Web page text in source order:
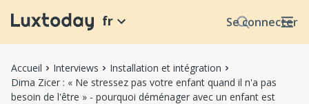
Se connecter
fr
Accueil Interviews
Installation et intégration
Dima Zicer : « Ne stressez pas votre enfant quand il n'a pas
besoin de l'être » - pourquoi déménager avec un enfant est